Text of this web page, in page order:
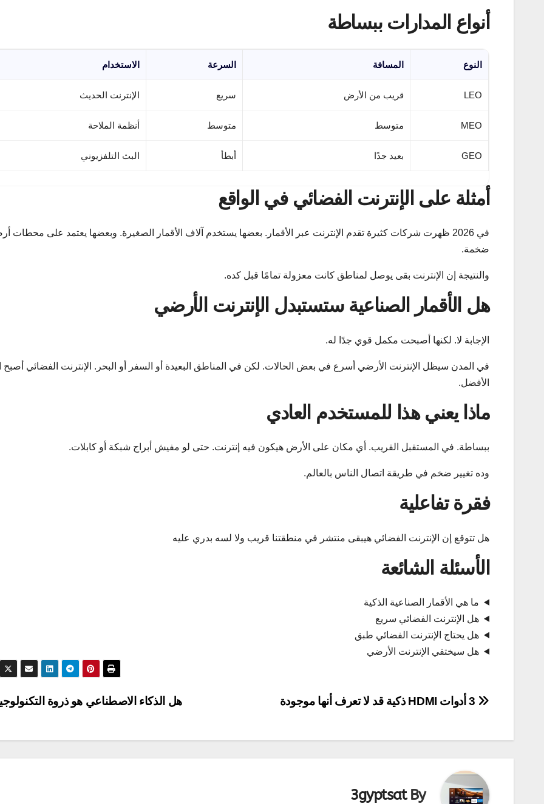
أنواع المدارات ببساطة
النوع المسافة السرعة الاستخدام
LEO قريب من الأرض سريع الإنترنت الحديث
MEO متوسط متوسط أنظمة الملاحة
GEO بعيد جدًا أبطأ البث التلفزيوني
أمثلة على الإنترنت الفضائي في الواقع
في 2026 ظهرت شركات كثيرة تقدم الإنترنت عبر الأقمار. بعضها يستخدم آلاف الأقمار الصغيرة. وبعضها يعتمد على محطات
ضخمة.
والنتيجة إن الإنترنت بقى يوصل لمناطق كانت معزولة تمامًا قبل كده.
هل الأقمار الصناعية ستستبدل الإنترنت الأرضي
الإجابة لا. لكنها أصبحت مكمل قوي جدًا له.
في المدن سيظل الإنترنت الأرضي أسرع في بعض الحالات. لكن في المناطق البعيدة أو السفر أو البحر. الإنترنت الفضائي أصبح
الأفضل.
ماذا يعني هذا للمستخدم العادي
ببساطة. في المستقبل القريب. أي مكان على الأرض هيكون فيه إنترنت. حتى لو مفيش أبراج شبكة أو كابلات.
وده تغيير ضخم في طريقة اتصال الناس بالعالم.
فقرة تفاعلية
هل تتوقع إن الإنترنت الفضائي هيبقى منتشر في منطقتنا قريب ولا لسه بدري عليه
الأسئلة الشائعة
ما هي الأقمار الصناعية الذكية
هل الإنترنت الفضائي سريع
هل يحتاج الإنترنت الفضائي طبق
هل سيختفي الإنترنت الأرضي
تصفّح
هل الذكاء الاصطناعي هو ذروة
By
3gyptsat